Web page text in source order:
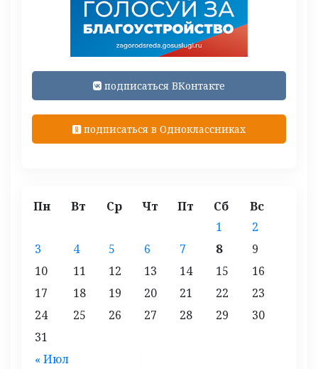
подписаться ВКонтакте
подписаться в Одноклассниках
Пн Вт Ср Чт Пт Сб Вс
« Июл
1
2
3
4 5 6 7 8
9
10
11 12 13 14 15
16
17
18 19 20 21 22
23
24
25 26 27 28 29
30
31